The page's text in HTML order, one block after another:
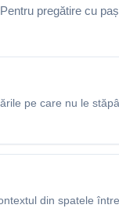
pregătire cu
pe care nu le
din spatele